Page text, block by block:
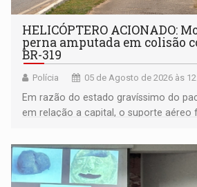
HELICÓPTERO ACIONADO:
perna amputada em colisão
BR-319
Polícia 05 de Agosto de 2026 às
Em razão do estado gravíssimo do
em relação a capital, o suporte aéreo